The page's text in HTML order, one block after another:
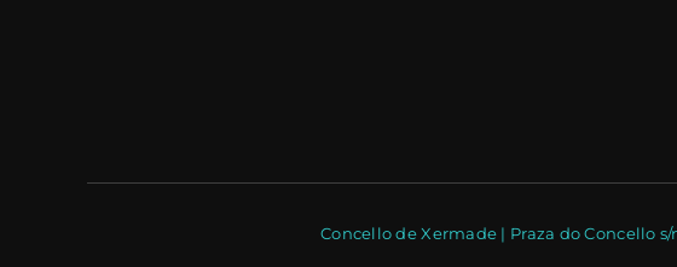
Concello de Xermade | Praza do Concello